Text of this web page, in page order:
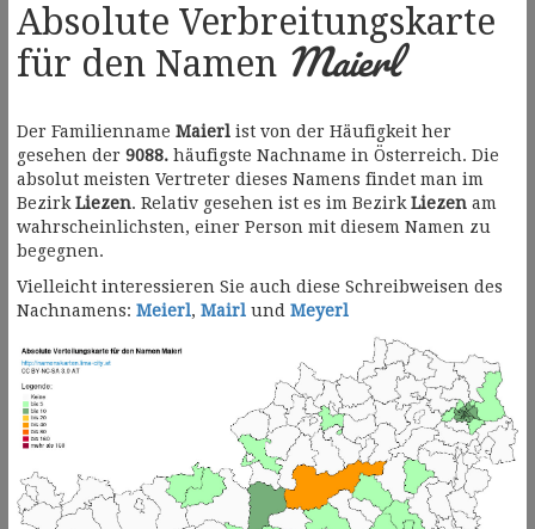
Absolute Verbreitungskarte
für den Namen Maierl
Der Familienname Maierl ist von der Häufigkeit her
gesehen der 9088. häufigste Nachname in Österreich. Die
absolut meisten Vertreter dieses Namens findet man im
Bezirk Liezen. Relativ gesehen ist es im Bezirk Liezen am
wahrscheinlichsten, einer Person mit diesem Namen zu
begegnen.
Vielleicht interessieren Sie auch diese Schreibweisen des
Nachnamens: Meierl, Mairl und Meyerl